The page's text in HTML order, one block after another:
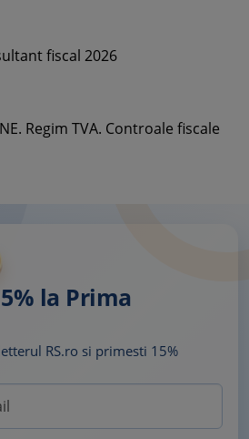
fiscal 2026
Regim TVA. Controale fiscale
la Prima
RS.ro si primesti 15%